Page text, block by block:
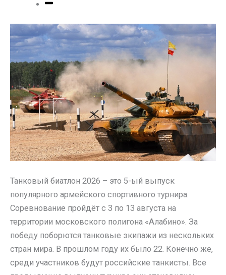
Танковый биатлон 2026 – это 5-ый выпуск
популярного армейского спортивного турнира.
Соревнование пройдёт с 3 по 13 августа на
территории московского полигона «Алабино». За
победу поборются танковые экипажи из нескольких
стран мира. В прошлом году их было 22. Конечно же,
среди участников будут российские танкисты. Все